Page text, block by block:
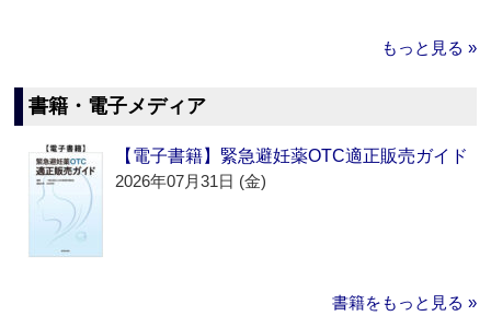
もっと見る »
書籍・電子メディア
【電子書籍】緊急避妊薬OTC適正販売ガイド
2026年07月31日 (金)
書籍をもっと見る »